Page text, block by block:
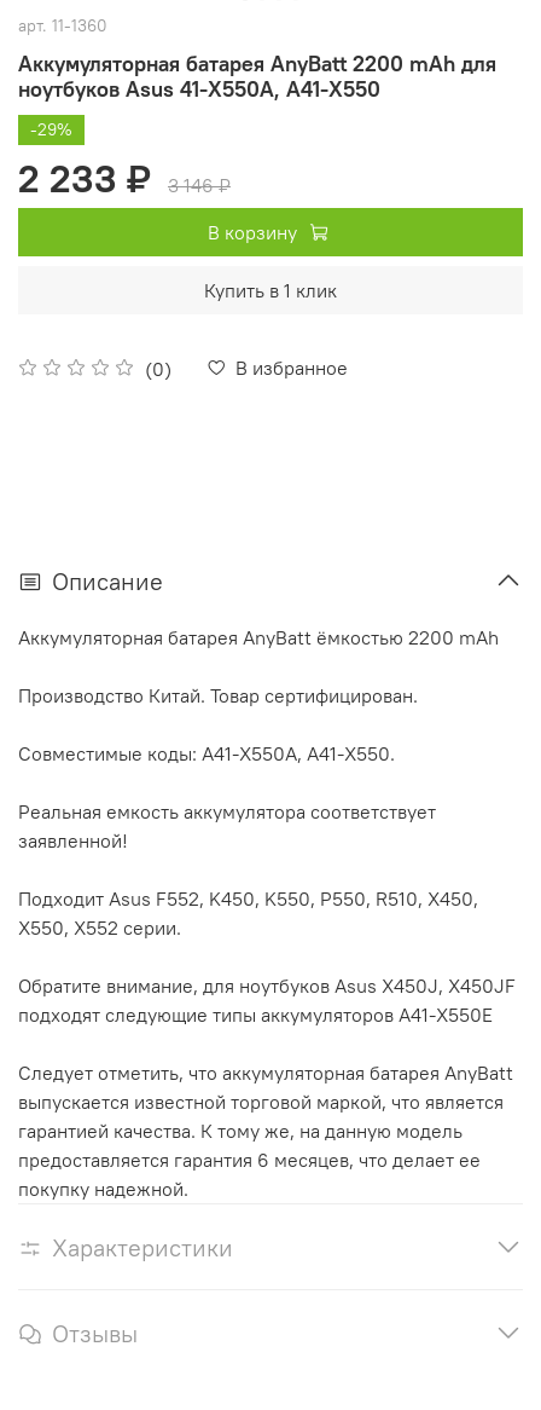
арт. 11-1360
Аккумуляторная батарея AnyBatt 2200 mAh для
ноутбуков Asus 41-X550A, A41-X550
(0) В избранное
-29%
2 233 ₽
3 146 ₽
В корзину
Купить в 1 клик
Описание
Аккумуляторная батарея AnyBatt ёмкостью 2200 mAh
Производство Китай. Товар сертифицирован.
Совместимые коды: A41-X550A, A41-X550.
Реальная емкость аккумулятора соответствует
заявленной!
Подходит Asus F552, K450, K550, P550, R510, X450,
X550, X552 серии.
Обратите внимание, для ноутбуков Asus X450J, X450JF
подходят следующие типы аккумуляторов A41-X550E
Следует отметить, что аккумуляторная батарея AnyBatt
выпускается известной торговой маркой, что является
гарантией качества. К тому же, на данную модель
предоставляется гарантия 6 месяцев, что делает ее
покупку надежной.
Характеристики
Отзывы